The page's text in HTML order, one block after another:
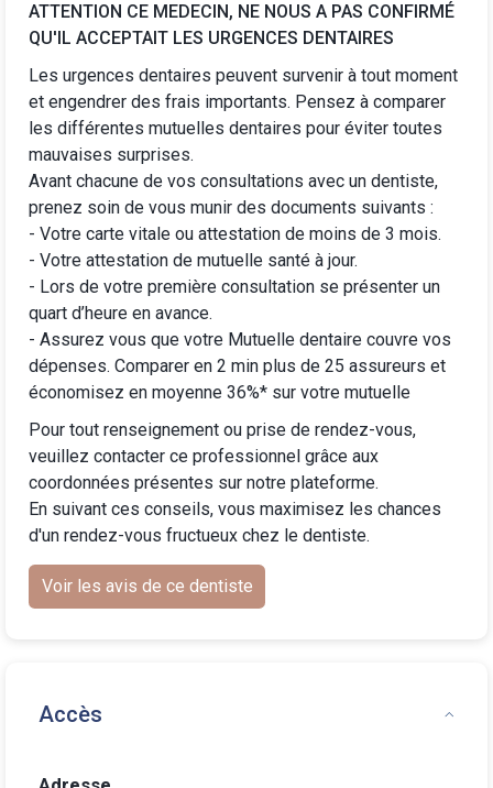
ATTENTION CE MEDECIN, NE NOUS A PAS CONFIRMÉ
QU'IL ACCEPTAIT LES URGENCES DENTAIRES
Les urgences dentaires peuvent survenir à tout moment
et engendrer des frais importants. Pensez à comparer
les différentesmutuelles dentaires pour éviter toutes
mauvaises surprises.
Avant chacune de vos consultations avec un dentiste,
prenez soin de vous munir des documents suivants :
- Votre carte vitale ou attestation de moins de 3 mois.
- Votre attestation de mutuelle santé à jour.
- Lors de votre première consultation se présenter un
quart d’heure en avance.
-Assurez vous que votre Mutuelle dentaire couvre vos
dépenses. Comparer en 2 min plus de 25 assureurs et
économisez en moyenne 36%* sur votre mutuelle
Pour tout renseignement ou prise de rendez-vous,
veuillez contacter ce professionnel grâce aux
coordonnées présentes sur notre plateforme.
En suivant ces conseils, vous maximisez les chances
d'un rendez-vous fructueux chez le dentiste.
Voir les avis de ce dentiste
Accès